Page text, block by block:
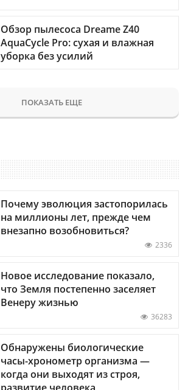
Обзор пылесоса Dreame Z40
AquaCycle Pro: сухая и влажная
уборка без усилий
ПОКАЗАТЬ ЕЩЕ
Почему эволюция застопорилась
на миллионы лет, прежде чем
внезапно возобновиться?
2336
Новое исследование показало,
что Земля постепенно заселяет
Венеру жизнью
36283
Обнаружены биологические
часы-хронометр организма —
когда они выходят из строя,